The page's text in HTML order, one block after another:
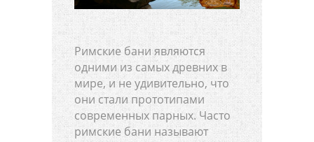
Римские бани являются
одними из самых древних в
мире, и не удивительно, что
они стали прототипами
современных парных. Часто
римские бани называют